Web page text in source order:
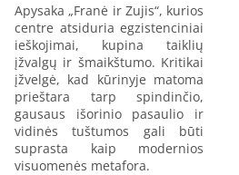
Apysaka „Franė ir Zujis“, kurios
centre atsiduria egzistenciniai
ieškojimai, kupina taiklių
įžvalgų ir šmaikštumo. Kritikai
įžvelgė, kad kūrinyje matoma
prieštara tarp spindinčio,
gausaus išorinio pasaulio ir
vidinės tuštumos gali būti
suprasta kaip modernios
visuomenės metafora.